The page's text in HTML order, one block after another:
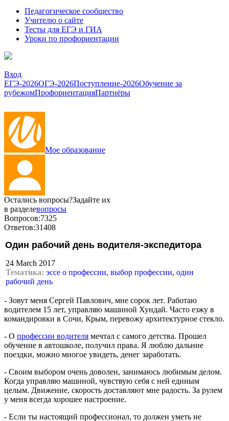
Педагогическое сообщество
Учителю о сайте
Тесты для ЕГЭ и ГИА
Уроки по профориентации
Вход
ЕГЭ-2026ОГЭ-2026Поступление-2026Обучение за
рубежомПрофориентацияПартнёры
Мое образование
Остались вопросы?Задайте их
в разделевопросы
Вопросов:7325
Ответов:31408
Один рабочий день водителя-экспедитора
24 March 2017
Тематика: эссе о профессии, выбор профессии, один
рабочий день
- Зовут меня Сергей Павлович, мне сорок лет. Работаю
водителем 15 лет, управляю машиной Хундай. Часто езжу в
командировки в Сочи, Крым, перевожу архитектурное стекло.
- О профессии водителя мечтал с самого детства. Прошел
обучение в автошколе, получил права. Я люблю дальние
поездки, можно многое увидеть, денег заработать.
- Своим выбором очень доволен, занимаюсь любимым делом.
Когда управляю машиной, чувствую себя с ней единым
целым. Движение, скорость доставляют мне радость. За рулем
у меня всегда хорошее настроение.
- Если ты настоящий профессионал, то должен уметь не